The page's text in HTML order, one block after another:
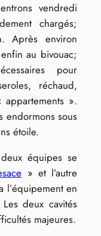
vendredi
chargés;
Après environ
au bivouac;
pour
réchaud,
».
endormons sous
étoile.
équipes se
» et l’autre
l’équipement en
deux cavités
majeures.